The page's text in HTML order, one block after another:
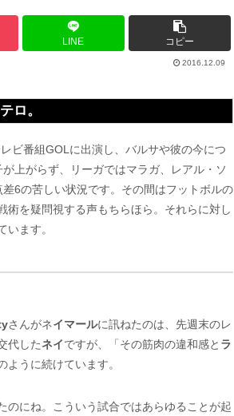
LINE コピー
2016.12.09
ロ。
ビ番組GOLに出演し、バルサや彼の今につ
上がらず、リーガではマラガ、レアル・ソ
6の苦しい状況です。その間はフットボルの
術を疑問視する声もちらほら。それらに対し
ます。
さんがネイマールに訊ねたのは、先週末のレ
代したネイですが、「その筋肉の違和感と ラ
ように続けています。
のにね。こういう試合ではあらゆることが起